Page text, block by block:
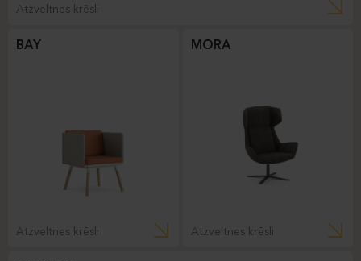
Atzveltnes krēsli
BAY
Atzveltnes krēsli
MORA
Atzveltnes krēsli